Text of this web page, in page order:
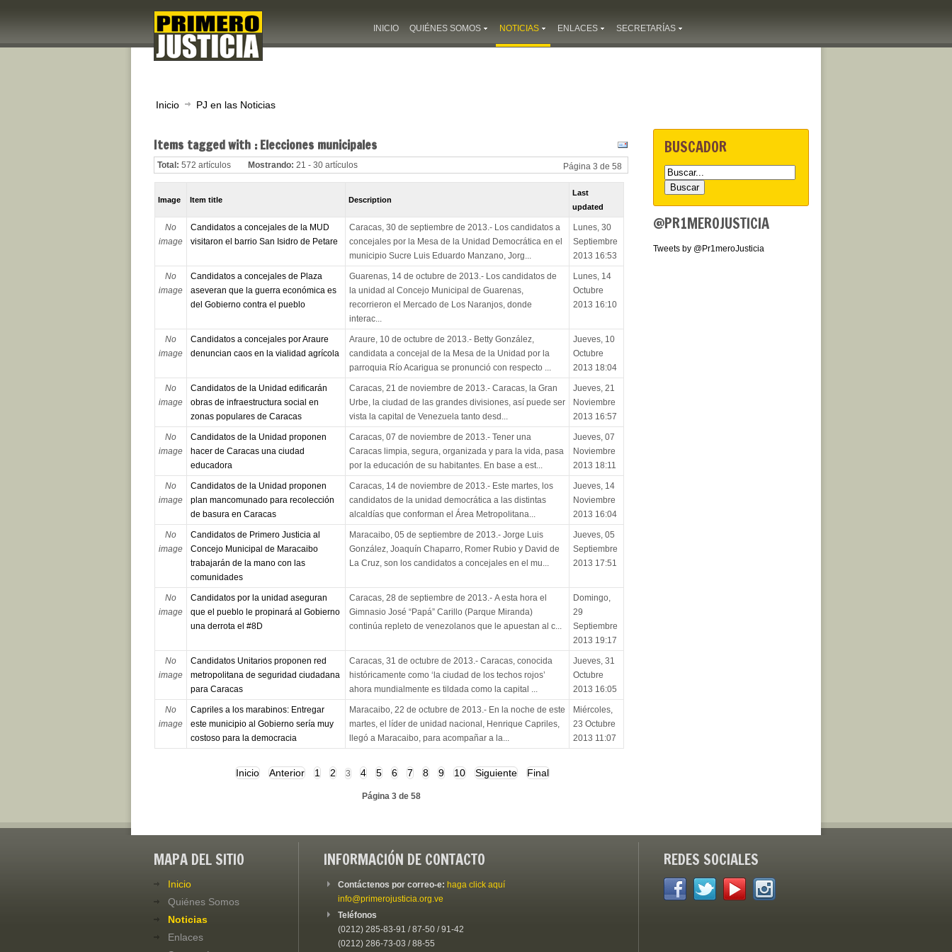
INICIO QUIÉNES SOMOS NOTICIAS ENLACES SECRETARÍAS
Inicio PJ en las Noticias
Items tagged with : Elecciones municipales
Total: 572 artículos Mostrando: 21 - 30 artículos Página 3 de 58
Image Item title Description
Last
updated
No
image
Candidatos a concejales de la MUD
visitaron el barrio San Isidro de Petare
Caracas, 30 de septiembre de 2013.- Los candidatos a
concejales por la Mesa de la Unidad Democrática en el
municipio Sucre Luis Eduardo Manzano, Jorg...
Lunes, 30
Septiembre
2013 16:53
No
image
Candidatos a concejales de Plaza
aseveran que la guerra económica es
del Gobierno contra el pueblo
Guarenas, 14 de octubre de 2013.- Los candidatos de
la unidad al Concejo Municipal de Guarenas,
recorrieron el Mercado de Los Naranjos, donde
interac...
Lunes, 14
Octubre
2013 16:10
No
image
Candidatos a concejales por Araure
denuncian caos en la vialidad agrícola
Araure, 10 de octubre de 2013.- Betty González,
candidata a concejal de la Mesa de la Unidad por la
parroquia Río Acarigua se pronunció con respecto ...
Jueves, 10
Octubre
2013 18:04
No
image
Candidatos de la Unidad edificarán
obras de infraestructura social en
zonas populares de Caracas
Caracas, 21 de noviembre de 2013.- Caracas, la Gran
Urbe, la ciudad de las grandes divisiones, así puede ser
vista la capital de Venezuela tanto desd...
Jueves, 21
Noviembre
2013 16:57
No
image
Candidatos de la Unidad proponen
hacer de Caracas una ciudad
educadora
Caracas, 07 de noviembre de 2013.- Tener una
Caracas limpia, segura, organizada y para la vida, pasa
por la educación de su habitantes. En base a est...
Jueves, 07
Noviembre
2013 18:11
No
image
Candidatos de la Unidad proponen
plan mancomunado para recolección
de basura en Caracas
Caracas, 14 de noviembre de 2013.- Este martes, los
candidatos de la unidad democrática a las distintas
alcaldías que conforman el Área Metropolitana...
Jueves, 14
Noviembre
2013 16:04
No
image
Candidatos de Primero Justicia al
Concejo Municipal de Maracaibo
trabajarán de la mano con las
comunidades
Maracaibo, 05 de septiembre de 2013.- Jorge Luis
González, Joaquín Chaparro, Romer Rubio y David de
La Cruz, son los candidatos a concejales en el mu...
Jueves, 05
Septiembre
2013 17:51
No
image
Candidatos por la unidad aseguran
que el pueblo le propinará al Gobierno
una derrota el #8D
Caracas, 28 de septiembre de 2013.- A esta hora el
Gimnasio José “Papá” Carillo (Parque Miranda)
continúa repleto de venezolanos que le apuestan al c...
Domingo,
29
Septiembre
2013 19:17
No
image
Candidatos Unitarios proponen red
metropolitana de seguridad ciudadana
para Caracas
Caracas, 31 de octubre de 2013.- Caracas, conocida
históricamente como ‘la ciudad de los techos rojos’
ahora mundialmente es tildada como la capital ...
Jueves, 31
Octubre
2013 16:05
No
image
Capriles a los marabinos: Entregar
este municipio al Gobierno sería muy
costoso para la democracia
Maracaibo, 22 de octubre de 2013.- En la noche de este
martes, el líder de unidad nacional, Henrique Capriles,
llegó a Maracaibo, para acompañar a la...
Miércoles,
23 Octubre
2013 11:07
Inicio Anterior 1 2 3 4 5 6 7 8 9 10 Siguiente Final
Página 3 de 58
BUSCADOR
@PR1MEROJUSTICIA
Tweets by @Pr1meroJusticia
MAPA DEL SITIO
Inicio
Quiénes Somos
Noticias
Enlaces
INFORMACIÓN DE CONTACTO
Contáctenos por correo-e: haga click aquí
info@primerojusticia.org.ve
Teléfonos
(0212) 285-83-91 / 87-50 / 91-42
(0212) 286-73-03 / 88-55
REDES SOCIALES